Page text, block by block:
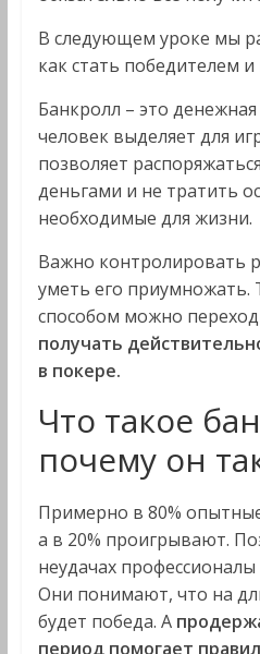
В следующем уроке мы
как стать победителем и
Банкролл – это
человек выделяет для
позволяет
деньгами и не тратить
необходимые для жизни.
Важно контролировать
уметь его приумножать.
способом можно
получать
в покере.
Что такое
почему он
Примерно в 80%
а в 20% проигрывают.
неудачах
Они понимают, что на
будет победа. А
период помогает